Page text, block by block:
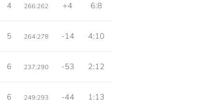
4 266:262 +4 6:8
5 264:278 -14 4:10
6 237:290 -53 2:12
6 249:293 -44 1:13